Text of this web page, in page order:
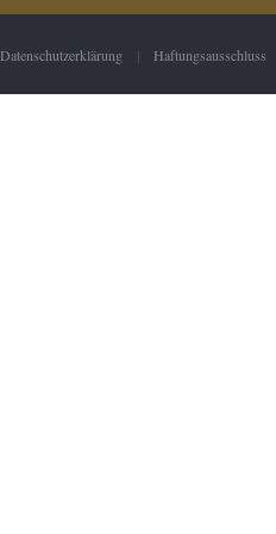
Datenschutzerklärung | Haftungsausschluss